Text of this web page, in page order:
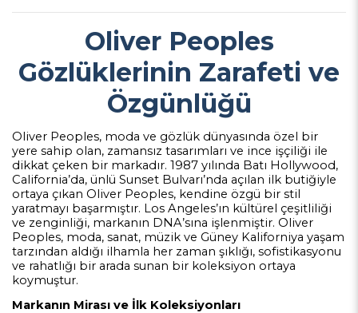
Oliver Peoples
Gözlüklerinin Zarafeti ve
Özgünlüğü
Oliver Peoples, moda ve gözlük dünyasında özel bir
yere sahip olan, zamansız tasarımları ve ince işçiliği ile
dikkat çeken bir markadır. 1987 yılında Batı Hollywood,
California’da, ünlü Sunset Bulvarı’nda açılan ilk butiğiyle
ortaya çıkan Oliver Peoples, kendine özgü bir stil
yaratmayı başarmıştır. Los Angeles’ın kültürel çeşitliliği
ve zenginliği, markanın DNA’sına işlenmiştir. Oliver
Peoples, moda, sanat, müzik ve Güney Kaliforniya yaşam
tarzından aldığı ilhamla her zaman şıklığı, sofistikasyonu
ve rahatlığı bir arada sunan bir koleksiyon ortaya
koymuştur.
Markanın Mirası ve İlk Koleksiyonları